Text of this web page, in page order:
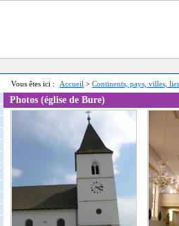
Vous êtes ici : Accueil > Continents, pays, villes,
Photos (église de Bure)